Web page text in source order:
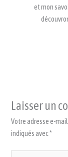
et mon
Laisser un
Votre adresse e-
indiqués avec*